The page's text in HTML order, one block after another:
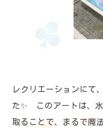
レクリエーションにて
た✨ このアートは、
取ることで、まるで魔